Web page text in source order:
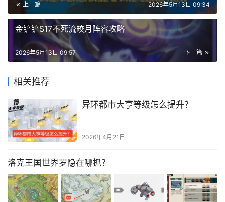
上一篇 2026年5月13日 09:34
金铲铲S17不死流皎月阵容攻略
下一篇
2026年5月13日 09:57
相关推荐
异环都市大亨等级怎么提升？
2026年4月21日
洛克王国世界罗隐在哪抓？